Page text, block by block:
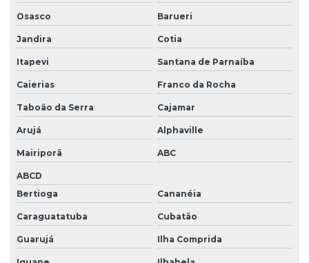
Projetos de eta
Quanto custa para se cadastrar no ibama
Relatório ambiental simplificado ras
Relatório de controle ambiental
Serviço licenciamento ambiental
Serviço de monitoramento ambiental
Serviços cadastro ibama
Tamponamento de poços
Osasco Barueri
Jandira Cotia
Itapevi Santana de Parnaíba
Caierias Franco da Rocha
Taboão da Serra Cajamar
Arujá Alphaville
Mairiporã ABC
ABCD
Bertioga
Cananéia
Caraguatatuba Cubatão
Guarujá Ilha Comprida